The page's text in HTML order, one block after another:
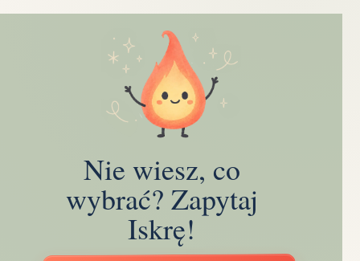
Nie wiesz, co
wybrać? Zapytaj
Iskrę!